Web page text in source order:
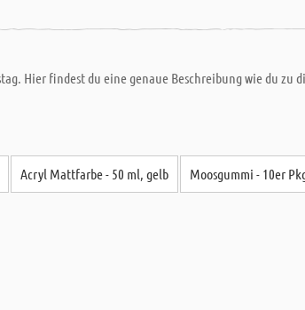
Hier findest du eine genaue Beschreibung wie du zu
Acryl Mattfarbe - 50 ml, gelb Moosgummi - 10er